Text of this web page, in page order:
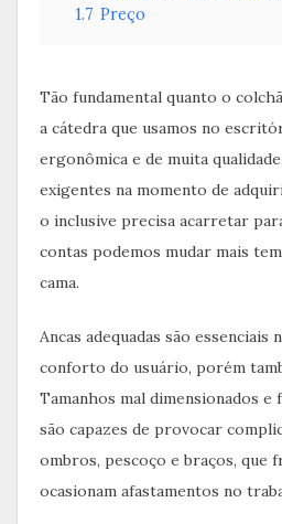
1.7 Preço
Tão fundamental quanto o
a cátedra que usamos no
ergonômica e de muita
exigentes na momento de
o inclusive precisa acarretar
contas podemos mudar mais
cama.
Ancas adequadas são essenciais
conforto do usuário, porém
Tamanhos mal dimensionados e
são capazes de provocar
ombros, pescoço e braços, que
ocasionam afastamentos no